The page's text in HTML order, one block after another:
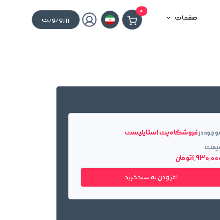
0
رزرو نوبت صفحات
درفروشگاه پت استایلیست
تومان
افزودن به سبد خرید